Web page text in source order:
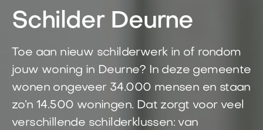
Schilder Deurne
Toe aan nieuw schilderwerk in of rondom
jouw woning in Deurne? In deze gemeente
wonen ongeveer 34.000 mensen en staan
zo’n 14.500 woningen. Dat zorgt voor veel
verschillende schilderklussen: van